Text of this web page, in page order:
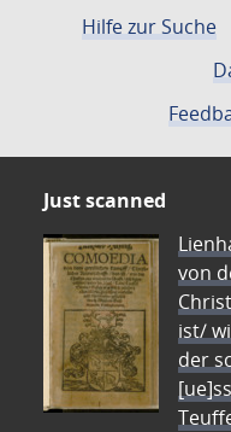
Hilfe zur Suche
Just scanned
von
ist/
der